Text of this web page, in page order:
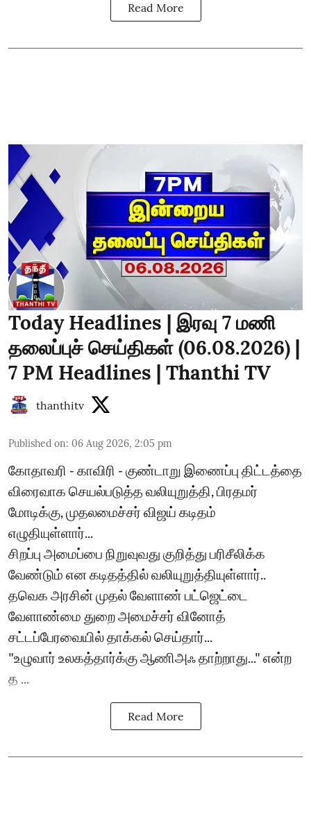
Read More
Today Headlines | இரவு 7 மணி
தலைப்புச் செய்திகள் (06.08.2026) |
7 PM Headlines | Thanthi TV
thanthitv
Published on: 06 Aug 2026, 2:05 pm
கோதாவரி - காவிரி - குண்டாறு இணைப்பு திட்டத்தை
விரைவாக செயல்படுத்த வலியுறுத்தி, பிரதமர்
மோடிக்கு, முதலமைச்சர் விஜய் கடிதம்
எழுதியுள்ளார்...
சிறப்பு அமைப்பை நிறுவுவது குறித்து பரிசீலிக்க
வேண்டும் என கடிதத்தில் வலியுறுத்தியுள்ளார்..
தவெக அரசின் முதல் வேளாண் பட்ஜெட்டை
வேளாண்மை துறை அமைச்சர் வினோத்
சட்டப்பேரவையில் தாக்கல் செய்தார்...
"உழுவார் உலகத்தார்க்கு ஆணிஅஃ தாற்றாது..." என்ற
த ...
Read More